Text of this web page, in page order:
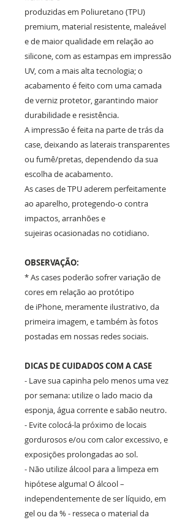
produzidas em Poliuretano (TPU)
premium, material resistente, maleável
e de maior qualidade em relação ao
silicone, com as estampas em impressão
UV, com a mais alta tecnologia; o
acabamento é feito com uma camada
de verniz protetor, garantindo maior
durabilidade e resistência.
A impressão é feita na parte de trás da
case, deixando as laterais transparentes
ou fumê/pretas, dependendo da sua
escolha de acabamento.
As cases de TPU aderem perfeitamente
ao aparelho, protegendo-o contra
impactos, arranhões e
sujeiras ocasionadas no cotidiano.
OBSERVAÇÃO:
* As cases poderão sofrer variação de
cores em relação ao protótipo
de iPhone, meramente ilustrativo, da
primeira imagem, e também às fotos
postadas em nossas redes sociais.
DICAS DE CUIDADOS COM A CASE
- Lave sua capinha pelo menos uma vez
por semana: utilize o lado macio da
esponja, água corrente e sabão neutro.
- Evite colocá-la próximo de locais
gordurosos e/ou com calor excessivo, e
exposições prolongadas ao sol.
- Não utilize álcool para a limpeza em
hipótese alguma! O álcool –
independentemente de ser líquido, em
gel ou da % - resseca o material da